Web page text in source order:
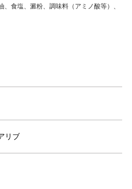
、食塩、澱粉、調味料（アミノ酸等）、
リブ